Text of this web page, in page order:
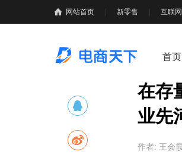
网站首页 新零售 互联网
首页
在存
业先
作者: 王会